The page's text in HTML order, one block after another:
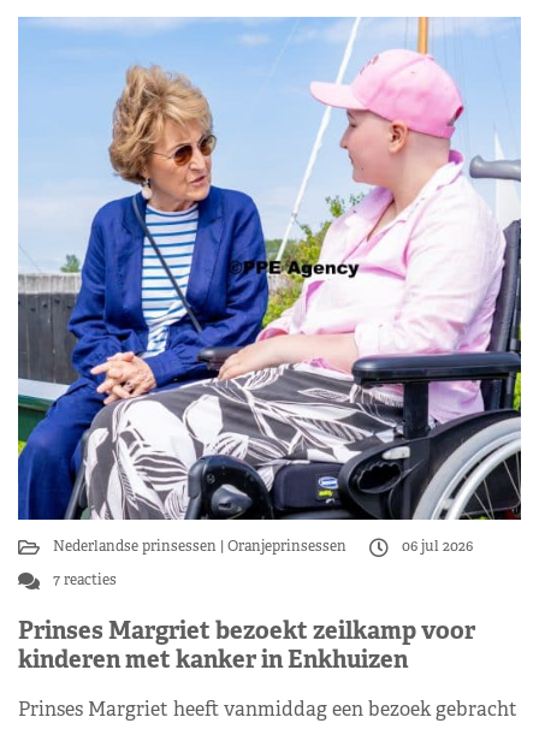
Nederlandse prinsessen Oranjeprinsessen
06 jul 2026
7 reacties
Prinses Margriet bezoekt zeilkamp voor
kinderen met kanker in Enkhuizen
Prinses Margriet heeft vanmiddag een bezoek gebracht